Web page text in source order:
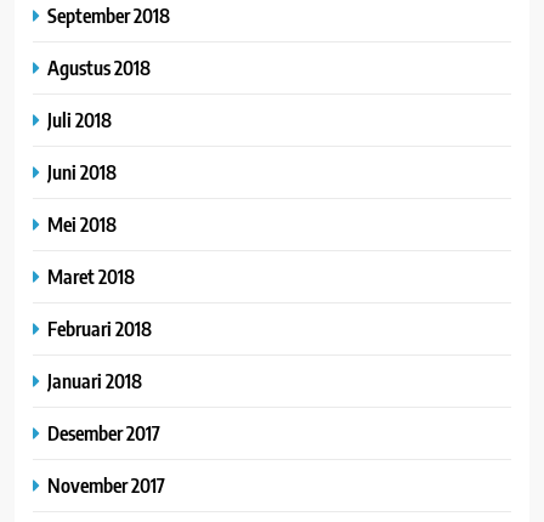
September 2018
Agustus 2018
Juli 2018
Juni 2018
Mei 2018
Maret 2018
Februari 2018
Januari 2018
Desember 2017
November 2017